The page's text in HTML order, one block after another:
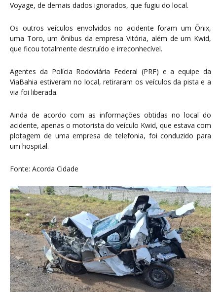
Voyage, de demais dados ignorados, que fugiu do local.
Os outros veículos envolvidos no acidente foram um Ônix,
uma Toro, um ônibus da empresa Vitória, além de um Kwid,
que ficou totalmente destruído e irreconhecível.
Agentes da Polícia Rodoviária Federal (PRF) e a equipe da
ViaBahia estiveram no local, retiraram os veículos da pista e a
via foi liberada.
Ainda de acordo com as informações obtidas no local do
acidente, apenas o motorista do veículo Kwid, que estava com
plotagem de uma empresa de telefonia, foi conduzido para
um hospital.
Fonte: Acorda Cidade